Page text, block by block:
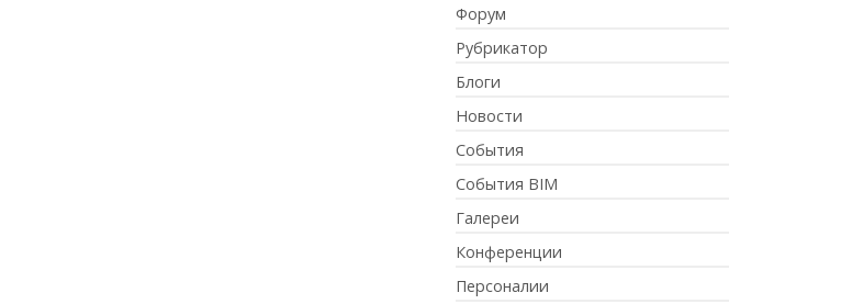
Форум
Рубрикатор
Блоги
Новости
События
События BIM
Галереи
Конференции
Персоналии